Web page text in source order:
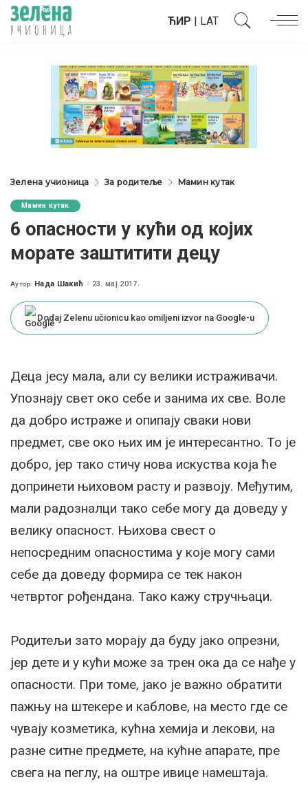
ЋИР | LAT
Зелена учионица За родитеље Мамин кутак
Мамин кутак
6 опасности у кући од којих
морате заштитити децу
Posted
Аутор: Нада Шакић 23. мај 2017.
Dodaj Zelenu učionicu kao omiljeni izvor na Google-u
Деца јесу мала, али су велики истраживачи.
Упознају свет око себе и занима их све. Воле
да добро истраже и опипају сваки нови
предмет, све око њих им је интересантно. То је
добро, јер тако стичу нова искуства која ће
допринети њиховом расту и развоју. Међутим,
мали радозналци тако себе могу да доведу у
велику опасност. Њихова свест о
непосредним опасностима у које могу сами
себе да доведу формира се тек након
четвртог рођендана. Тако кажу стручњаци.
Родитељи зато морају да буду јако опрезни,
јер дете и у кући може за трен ока да се нађе у
опасности. При томе, јако је важно обратити
пажњу на штекере и каблове, на место где се
чувају козметика, кућна хемија и лекови, на
разне ситне предмете, на кућне апарате, пре
свега на пеглу, на оштре ивице намештаја.